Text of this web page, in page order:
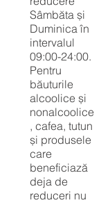
Sâmbăta și
Duminica în
intervalul
09:00-24:00.
Pentru
băuturile
alcoolice și
nonalcoolice
, cafea, tutun
și produsele
care
beneficiază
deja de
reduceri nu